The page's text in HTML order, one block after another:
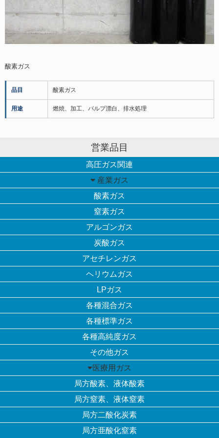
酸素ガス
品目 酸素ガス
用途 燃焼、加工、パルプ漂白、排水処理
営業品目
高圧ガス関連
産業ガス
酸素ガス
窒素ガス
アルゴンガス
炭酸ガス
アセチレンガス
ヘリウムガス
LPガス
各種混合ガス
各種標準ガス
各種高純度ガス
その他ガス
医療用ガス
局方酸素、液体酸素
局方窒素、液体窒素
局方二酸化炭素
局方亜酸化窒素